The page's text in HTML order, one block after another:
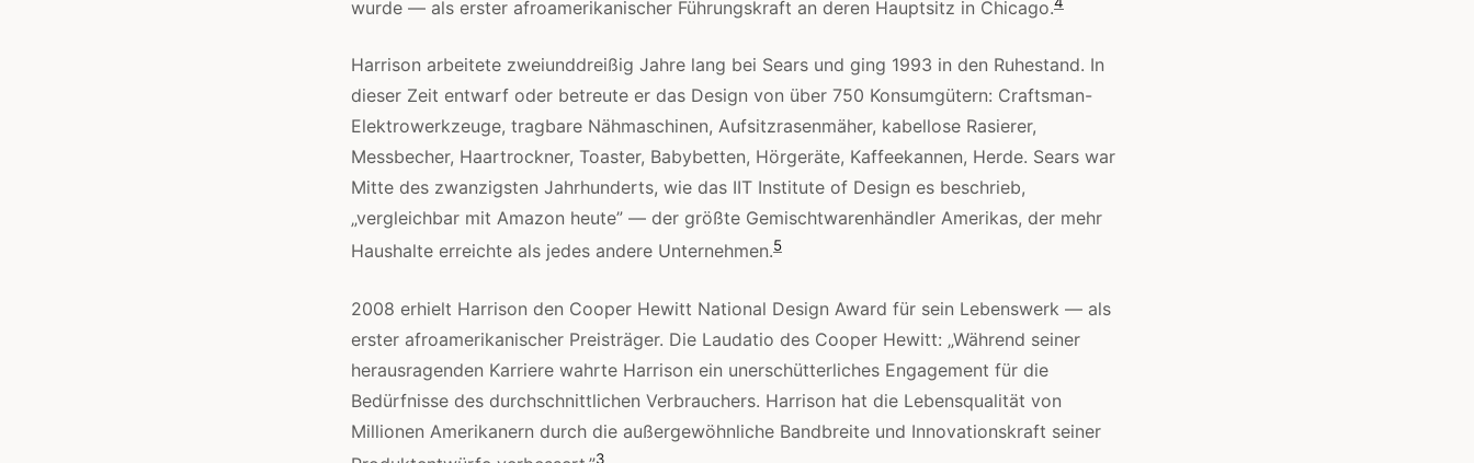
wurde — als erster afroamerikanischer Führungskraft an deren Hauptsitz in Chicago.
Harrison arbeitete zweiunddreißig Jahre lang bei Sears und ging 1993 in den Ruhestand. In
dieser Zeit entwarf oder betreute er das Design von über 750 Konsumgütern: Craftsman-
Elektrowerkzeuge, tragbare Nähmaschinen, Aufsitzrasenmäher, kabellose Rasierer,
Messbecher, Haartrockner, Toaster, Babybetten, Hörgeräte, Kaffeekannen, Herde. Sears war
Mitte des zwanzigsten Jahrhunderts, wie das IIT Institute of Design es beschrieb,
„vergleichbar mit Amazon heute” — der größte Gemischtwarenhändler Amerikas, der mehr
Haushalte erreichte als jedes andere Unternehmen.5
2008 erhielt Harrison den Cooper Hewitt National Design Award für sein Lebenswerk — als
erster afroamerikanischer Preisträger. Die Laudatio des Cooper Hewitt: „Während seiner
herausragenden Karriere wahrte Harrison ein unerschütterliches Engagement für die
Bedürfnisse des durchschnittlichen Verbrauchers. Harrison hat die Lebensqualität von
Millionen Amerikanern durch die außergewöhnliche Bandbreite und Innovationskraft seiner
3